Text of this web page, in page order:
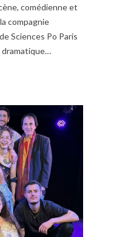
comédienne et
compagnie
Sciences Po Paris
dramatique…